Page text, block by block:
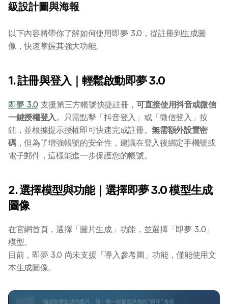
級設計圖與海報
以下內容將帶你了解如何使用即夢 3.0，從註冊到生成圖
像，快速掌握其強大功能。
1. 註冊與登入｜輕鬆啟動即夢 3.0
即夢 3.0 支援第三方帳號快捷註冊， 可直接使用抖音或微信
一鍵授權登入。只需點擊「抖音登入」或「微信登入」按
鈕，並根據提示授權即可快速完成註冊。無需額外設置密
碼，但為了增強帳號的安全性，建議在登入後綁定手機號或
電子郵件，這樣能進一步保護您的帳號。
2. 選擇模型與功能｜選擇即夢 3.0 模型生成
圖像
在官網首頁，選擇「圖片生成」功能，並選擇「即夢 3.0」
模型。
目前，即夢 3.0 尚未支援「導入參考圖」功能，僅能使用文
本生成圖像。
一年任學 AI 課程計劃
網上 AI 學習平台
AI 應用服務
AI 創意廣告服務
聯絡我們